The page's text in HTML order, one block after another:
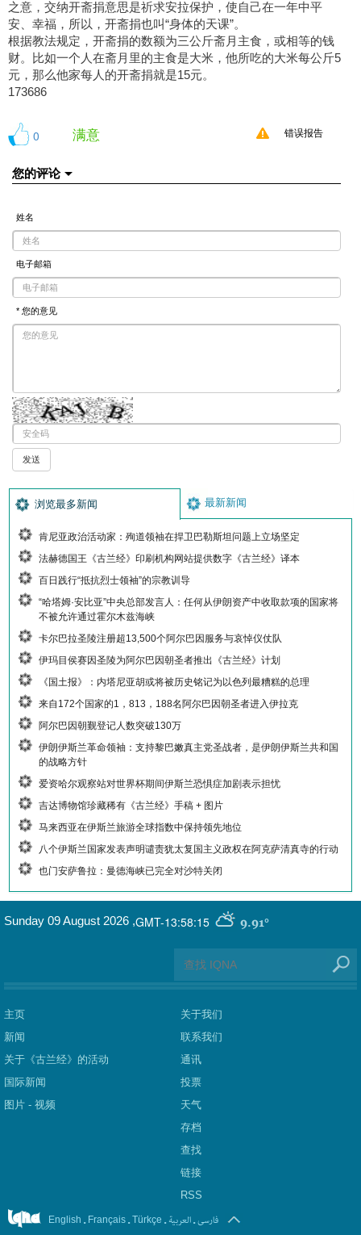
之意，交纳开斋捐意思是祈求安拉保护，使自己在一年中平
安、幸福，所以，开斋捐也叫“身体的天课”。
根据教法规定，开斋捐的数额为三公斤斋月主食，或相等的钱
财。比如一个人在斋月里的主食是大米，他所吃的大米每公斤5
元，那么他家每人的开斋捐就是15元。
173686
0 满意 错误报告
您的评论
姓名
电子邮箱
* 您的意见
浏览最多新闻 最新新闻
肯尼亚政治活动家：殉道领袖在捍卫巴勒斯坦问题上立场坚定
法赫德国王《古兰经》印刷机构网站提供数字《古兰经》译本
百日践行“抵抗烈士领袖”的宗教训导
“哈塔姆·安比亚”中央总部发言人：任何从伊朗资产中收取款项的国家将
不被允许通过霍尔木兹海峡
卡尔巴拉圣陵注册超13,500个阿尔巴因服务与哀悼仪仗队
伊玛目侯赛因圣陵为阿尔巴因朝圣者推出《古兰经》计划
《国土报》：内塔尼亚胡或将被历史铭记为以色列最糟糕的总理
来自172个国家的1，813，188名阿尔巴因朝圣者进入伊拉克
阿尔巴因朝觐登记人数突破130万
伊朗伊斯兰革命领袖：支持黎巴嫩真主党圣战者，是伊朗伊斯兰共和国
的战略方针
爱资哈尔观察站对世界杯期间伊斯兰恐惧症加剧表示担忧
吉达博物馆珍藏稀有《古兰经》手稿 + 图片
马来西亚在伊斯兰旅游全球指数中保持领先地位
八个伊斯兰国家发表声明谴责犹太复国主义政权在阿克萨清真寺的行动
也门安萨鲁拉：曼德海峡已完全对沙特关闭
GMT-13:58:15 9.91°
Sunday 09 August 2026 ,
主页
新闻
关于《古兰经》的活动
国际新闻
图片 - 视频
关于我们
联系我们
通讯
投票
天气
存档
查找
链接
RSS
English . Français .Türkçe .العربیة.فارسی